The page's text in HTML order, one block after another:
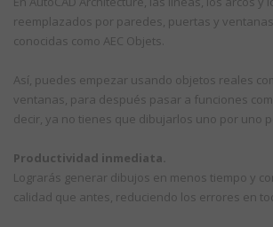
reemplazados por paredes, puertas y
conocidas como AEC Objets.
Así, puedes empezar usando objetos reales
ventanas, para después pasar a funciones
decir, ya no tienes que dibujarlos uno por uno
Productividad inmediata.
Lograrás generar dibujos en menos tiempo y
calidad que antes, reduciendo los errores en